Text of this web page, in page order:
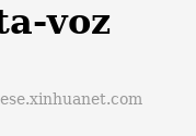
voz